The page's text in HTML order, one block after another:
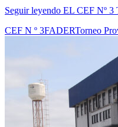
Seguir leyendo EL CEF Nº
CEF N º 3FADERTorneo